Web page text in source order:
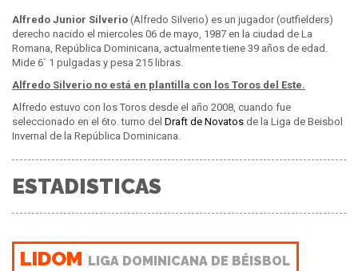
Alfredo Junior Silverio (Alfredo Silverio) es un jugador (outfielders)
derecho nacido el miercoles 06 de mayo, 1987 en la ciudad de La
Romana, República Dominicana, actualmente tiene 39 años de edad.
Mide 6´ 1 pulgadas y pesa 215 libras.
Alfredo Silverio no está en plantilla con los Toros del Este.
Alfredo estuvo con los Toros desde el año 2008, cuando fue
seleccionado en el 6to. turno del Draft de Novatos de la Liga de Beisbol
Invernal de la República Dominicana.
ESTADISTICAS
LIDOM LIGA DOMINICANA DE BÉISBOL